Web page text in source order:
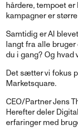
hårdere, tempoet
kampagner er
Samtidig er AI
langt fra alle bruger
du i gang? Og hvad
Det sætter vi fokus
Marketsquare.
CEO/Partner Jens
Herefter deler
erfaringer med